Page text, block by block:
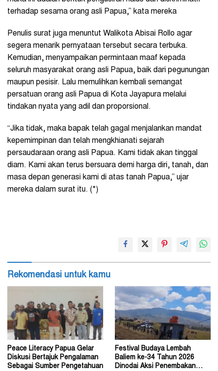
terhadap sesama orang asli Papua,” kata mereka
Penulis surat juga menuntut Walikota Abisai Rollo agar
segera menarik pernyataan tersebut secara terbuka.
Kemudian, menyampaikan permintaan maaf kepada
seluruh masyarakat orang asli Papua, baik dari pegunungan
maupun pesisir. Lalu memulihkan kembali semangat
persatuan orang asli Papua di Kota Jayapura melalui
tindakan nyata yang adil dan proporsional.
“Jika tidak, maka bapak telah gagal menjalankan mandat
kepemimpinan dan telah mengkhianati sejarah
persaudaraan orang asli Papua. Kami tidak akan tinggal
diam. Kami akan terus bersuara demi harga diri, tanah, dan
masa depan generasi kami di atas tanah Papua,” ujar
mereka dalam surat itu. (*)
Rekomendasi untuk kamu
Peace Literacy Papua Gelar
Diskusi Bertajuk Pengalaman
Sebagai Sumber Pengetahuan
Festival Budaya Lembah
Baliem ke-34 Tahun 2026
Dinodai Aksi Penembakan